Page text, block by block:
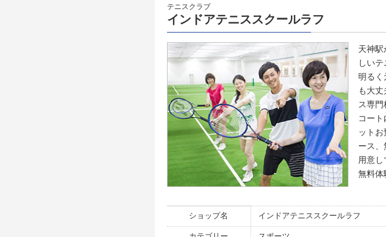
テニスクラブ
インドアテニススクールラフ
天神駅
しいテ
明る
も大
ス専門
コー
ット
ース
用意し
無料体
ショップ名 インドアテニススクールラフ